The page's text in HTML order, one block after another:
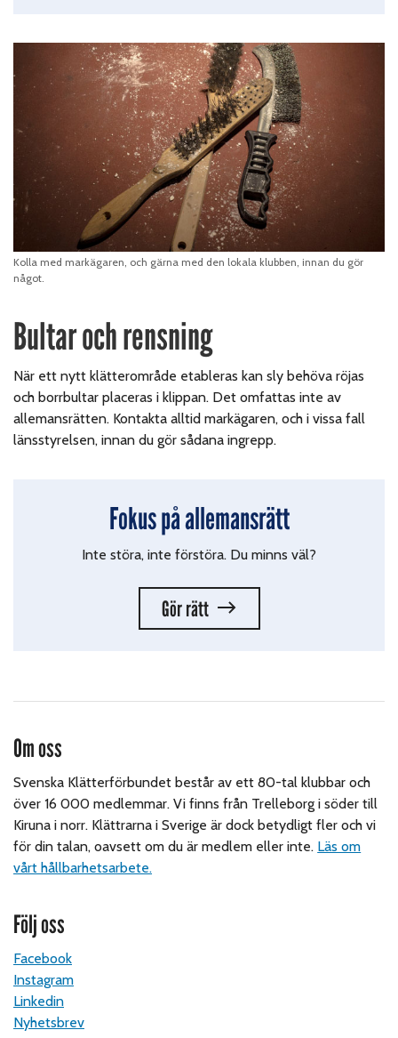
Kolla med markägaren, och gärna med den lokala klubben, innan du gör
något.
Bultar och rensning
När ett nytt klätterområde etableras kan sly behöva röjas
och borrbultar placeras i klippan. Det omfattas inte av
allemansrätten. Kontakta alltid markägaren, och i vissa fall
länsstyrelsen, innan du gör sådana ingrepp.
Fokus på allemansrätt
Inte störa, inte förstöra. Du minns väl?
Gör rätt
Om oss
Svenska Klätterförbundet består av ett 80-tal klubbar och
över 16 000 medlemmar. Vi finns från Trelleborg i söder till
Kiruna i norr. Klättrarna i Sverige är dock betydligt fler och vi
för din talan, oavsett om du är medlem eller inte. Läs om
vårt hållbarhetsarbete.
Följ oss
Facebook
Instagram
Linkedin
Nyhetsbrev